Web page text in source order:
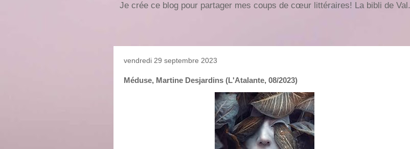
Je crée ce blog pour partager mes coups de cœur littéraires! La bibli de Val.
vendredi 29 septembre 2023
Méduse, Martine Desjardins (L'Atalante, 08/2023)